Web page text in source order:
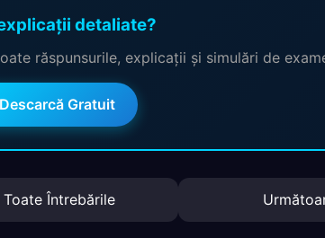
detaliate?
răspunsurile, explicații și simulări de
Descarcă Gratuit
Toate Întrebările